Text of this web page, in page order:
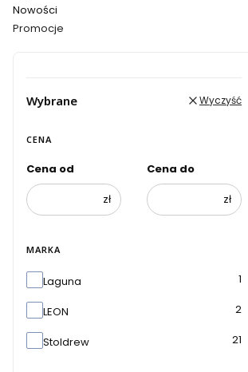
Nowości
Promocje
Wybrane Wyczyść
CENA
Cena od
zł
Cena do
zł
MARKA
Marka
Laguna 1
LEON 2
Stoldrew 21